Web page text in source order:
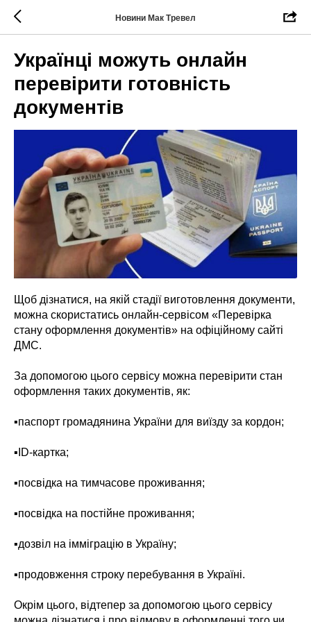
Новини Мак Тревел
Українці можуть онлайн
перевірити готовність
документів
Щоб дізнатися, на якій стадії виготовлення документи,
можна скористатись онлайн-сервісом «Перевірка
стану оформлення документів» на офіційному сайті
ДМС.
За допомогою цього сервісу можна перевірити стан
оформлення таких документів, як:
▪️паспорт громадянина України для виїзду за кордон;
▪️ID-картка;
▪️посвідка на тимчасове проживання;
▪️посвідка на постійне проживання;
▪️дозвіл на імміграцію в Україну;
▪️продовження строку перебування в Україні.
Окрім цього, відтепер за допомогою цього сервісу